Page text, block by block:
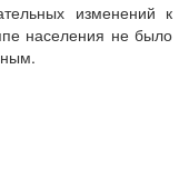
изменений к
населения не было